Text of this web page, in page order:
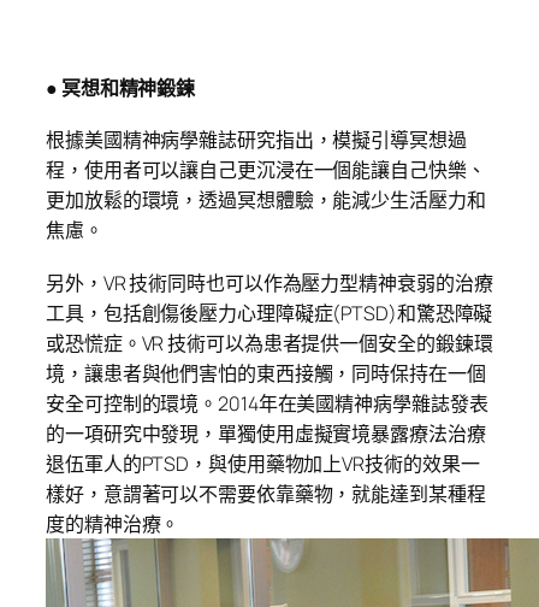
● 冥想和精神鍛鍊
根據美國精神病學雜誌研究指出，模擬引導冥想過
程，使用者可以讓自己更沉浸在一個能讓自己快樂、
更加放鬆的環境，透過冥想體驗，能減少生活壓力和
焦慮。
另外，VR 技術同時也可以作為壓力型精神衰弱的治療
工具，包括創傷後壓力心理障礙症(PTSD)和驚恐障礙
或恐慌症。VR 技術可以為患者提供一個安全的鍛鍊環
境，讓患者與他們害怕的東西接觸，同時保持在一個
安全可控制的環境。2014年在美國精神病學雜誌發表
的一項研究中發現，單獨使用虛擬實境暴露療法治療
退伍軍人的PTSD，與使用藥物加上VR技術的效果一
樣好，意謂著可以不需要依靠藥物，就能達到某種程
度的精神治療。